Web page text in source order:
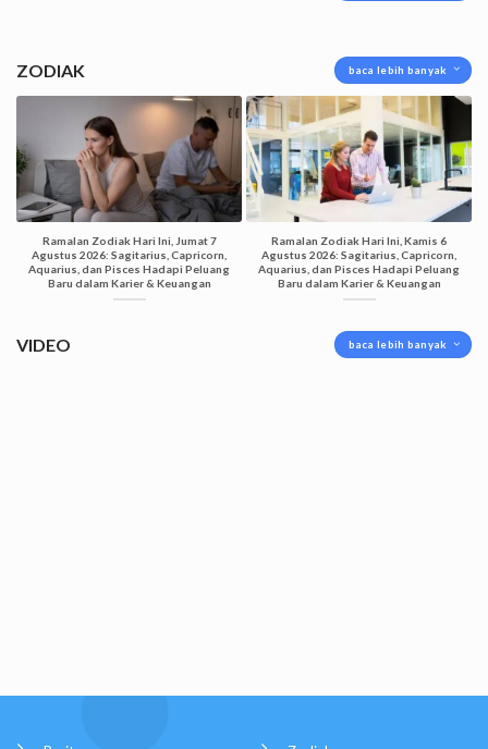
ZODIAK baca lebih banyak
Ramalan Zodiak Hari Ini, Jumat 7
Agustus 2026: Sagitarius, Capricorn,
Aquarius, dan Pisces Hadapi Peluang
Baru dalam Karier & Keuangan
Ramalan Zodiak Hari Ini, Kamis 6
Agustus 2026: Sagitarius, Capricorn,
Aquarius, dan Pisces Hadapi Peluang
Baru dalam Karier & Keuangan
VIDEO baca lebih banyak